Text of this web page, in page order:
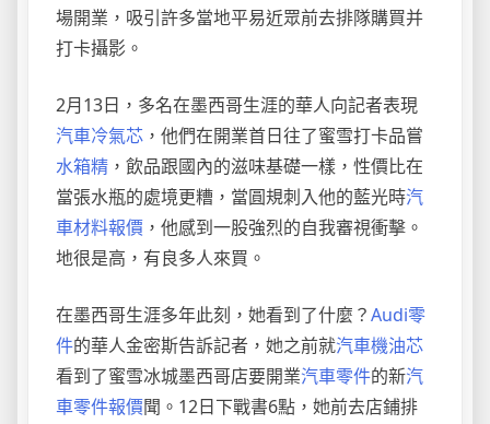
場開業，吸引許多當地平易近眾前去排隊購買并
打卡攝影。
2月13日，多名在墨西哥生涯的華人向記者表現
汽車冷氣芯 ，他們在開業首日往了蜜雪打卡品嘗
水箱精 ，飲品跟國內的滋味基礎一樣，性價比在
當張水瓶的處境更糟，當圓規刺入他的藍光時汽
車材料報價 ，他感到一股強烈的自我審視衝擊。
地很是高，有良多人來買。
在墨西哥生涯多年此刻，她看到了什麼？Audi零
件的華人金密斯告訴記者，她之前就汽車機油芯
看到了蜜雪冰城墨西哥店要開業汽車零件的新汽
車零件報價聞。12日下戰書6點，她前去店鋪排